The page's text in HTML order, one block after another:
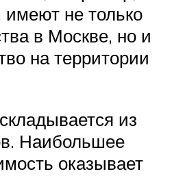
имеют не только
в Москве, но и
на территории
из
Наибольшее
оказывает